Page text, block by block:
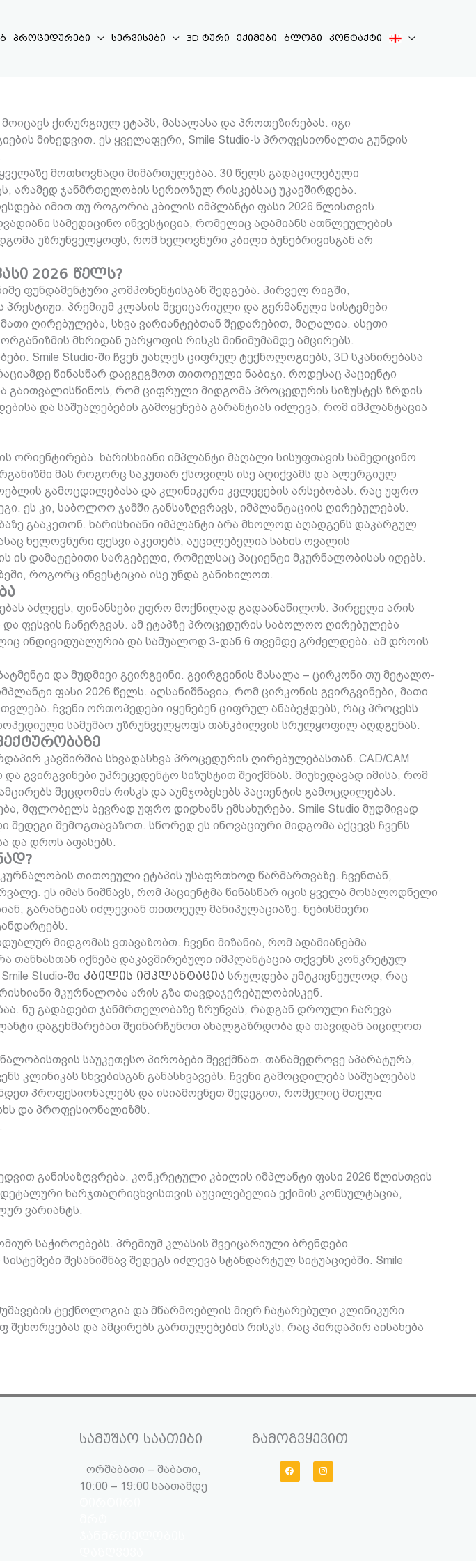
პროცედურები სერვისები 3D ტური ექიმები ბლოგი კონტაქტი
ქირურგიულ ეტაპს, მასალასა და პროთეზირებას. იგი
მიხედვით. ეს ყველაფერი, Smile Studio-ს პროფესიონალთა გუნდის
მოთხოვნადი მიმართულებაა. 30 წელს გადაცილებული
არამედ ჯანმრთელობის სერიოზულ რისკებსაც უკავშირდება.
იმით თუ როგორია კბილის იმპლანტი ფასი 2026 წლისთვის.
სამედიცინო ინვესტიცია, რომელიც ადამიანს ათწლეულების
უზრუნველყოფს, რომ ხელოვნური კბილი ბუნებრივისგან არ
2026 წელს?
ფუნდამენტური კომპონენტისგან შედგება. პირველ რიგში,
პრემიუმ კლასის შვეიცარიული და გერმანული სისტემები
ღირებულება, სხვა ვარიანტებთან შედარებით, მაღალია. ასეთი
მხრიდან უარყოფის რისკს მინიმუმამდე ამცირებს.
Smile Studio-ში ჩვენ უახლეს ციფრულ ტექნოლოგიებს, 3D სკანირებასა
წინასწარ დავგეგმოთ თითოეული ნაბიჯი. როდესაც პაციენტი
გაითვალისწინოს, რომ ციფრული მიდგომა პროცედურის სიზუსტეს ზრდის
და საშუალებების გამოყენება გარანტიას იძლევა, რომ იმპლანტაცია
ხარისხიანი იმპლანტი მაღალი სისუფთავის სამედიცინო
მას როგორც საკუთარ ქსოვილს ისე აღიქვამს და ალერგიულ
გამოცდილებასა და კლინიკური კვლევების არსებობას. რაც უფრო
ეს კი, საბოლოო ჯამში განსაზღვრავს, იმპლანტაციის ღირებულებას.
გააკეთონ. ხარისხიანი იმპლანტი არა მხოლოდ აღადგენს დაკარგულ
ხელოვნური ფესვი აკეთებს, აუცილებელია სახის ოვალის
ის დამატებითი სარგებელი, რომელსაც პაციენტი მკურნალობისას იღებს.
როგორც ინვესტიცია ისე უნდა განიხილოთ.
აძლევს, ფინანსები უფრო მოქნილად გადაანაწილოს. პირველი არის
ფესვის ჩანერგვას. ამ ეტაპზე პროცედურის საბოლოო ღირებულება
ინდივიდუალურია და საშუალოდ 3-დან 6 თვემდე გრძელდება. ამ დროის
და მუდმივი გვირგვინი. გვირგვინის მასალა – ცირკონი თუ მეტალო-
ფასი 2026 წელს. აღსანიშნავია, რომ ცირკონის გვირგვინები, მათი
ჩვენი ორთოპედები იყენებენ ციფრულ ანაბეჭდებს, რაც პროცესს
სამუშაო უზრუნველყოფს თანკბილვის სრულყოფილ აღდგენას.
კავშირშია სხვადასხვა პროცედურის ღირებულებასთან. CAD/CAM
გვირგვინები უპრეცედენტო სიზუსტით შეიქმნას. მიუხედავად იმისა, რომ
შეცდომის რისკს და აუმჯობესებს პაციენტის გამოცდილებას.
მფლობელს ბევრად უფრო დიდხანს ემსახურება. Smile Studio მუდმივად
შემოგთავაზოთ. სწორედ ეს ინოვაციური მიდგომა აქცევს ჩვენს
და დროს აფასებს.
თითოეული ეტაპის უსაფრთხოდ წარმართვაზე. ჩვენთან,
ეს იმას ნიშნავს, რომ პაციენტმა წინასწარ იცის ყველა მოსალოდნელი
გარანტიას იძლევიან თითოეულ მანიპულაციაზე. ნებისმიერი
მიდგომას ვთავაზობთ. ჩვენი მიზანია, რომ ადამიანებმა
იქნება დაკავშირებული იმპლანტაცია თქვენს კონკრეტულ
Studio-ში კბილის იმპლანტაცია სრულდება უმტკივნეულოდ, რაც
მკურნალობა არის გზა თავდაჯერებულობისკენ.
ნუ გადადებთ ჯანმრთელობაზე ზრუნვას, რადგან დროული ჩარევა
დაგეხმარებათ შეინარჩუნოთ ახალგაზრდობა და თავიდან აიცილოთ
საუკეთესო პირობები შევქმნათ. თანამედროვე აპარატურა,
კლინიკას სხვებისგან განასხვავებს. ჩვენი გამოცდილება საშუალებას
პროფესიონალებს და ისიამოვნეთ შედეგით, რომელიც მთელი
და პროფესიონალიზმს.
განისაზღვრება. კონკრეტული კბილის იმპლანტი ფასი 2026 წლისთვის
ხარჯთაღრიცხვისთვის აუცილებელია ექიმის კონსულტაცია,
ვარიანტს.
საჭიროებებს. პრემიუმ კლასის შვეიცარიული ბრენდები
შესანიშნავ შედეგს იძლევა სტანდარტულ სიტუაციებში. Smile
ტექნოლოგია და მწარმოებლის მიერ ჩატარებული კლინიკური
და ამცირებს გართულებების რისკს, რაც პირდაპირ აისახება
სამუშაო საათები
ორშაბათი – შაბათი,
10:00 – 19:00 საათამდე
გამოგვყევით
F
a
c
I
n
s